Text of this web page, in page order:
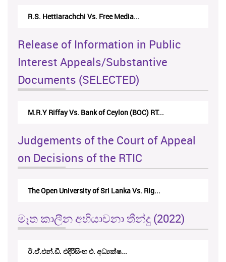
R.S. Hettiarachchi Vs. Free Media...
Release of Information in Public
Interest Appeals/Substantive
Documents (SELECTED)
M.R.Y Riffay Vs. Bank of Ceylon (BOC) RT...
Judgements of the Court of Appeal
on Decisions of the RTIC
The Open University of Sri Lanka Vs. Rig...
මෑත කාලීන අභියාචනා තීන්දු (2022)
ඊ.ඒ.එන්.ඩී. එදිරිසිංහ එ. අධ්‍යක්ෂ...